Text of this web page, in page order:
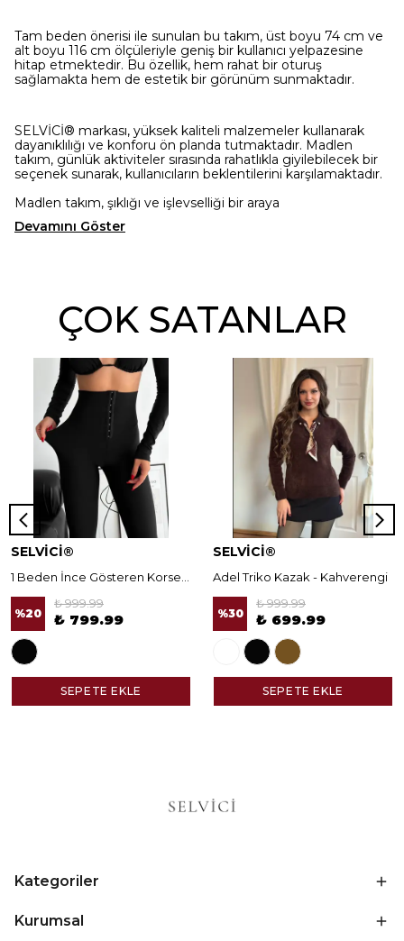
Tam beden önerisi ile sunulan bu takım, üst boyu 74 cm ve
alt boyu 116 cm ölçüleriyle geniş bir kullanıcı yelpazesine
hitap etmektedir. Bu özellik, hem rahat bir oturuş
sağlamakta hem de estetik bir görünüm sunmaktadır.
SELVİCİ® markası, yüksek kaliteli malzemeler kullanarak
dayanıklılığı ve konforu ön planda tutmaktadır. Madlen
takım, günlük aktiviteler sırasında rahatlıkla giyilebilecek bir
seçenek sunarak, kullanıcıların beklentilerini karşılamaktadır.
Madlen takım, şıklığı ve işlevselliği bir araya
Devamını Göster
ÇOK SATANLAR
SELVİCİ®
%20
₺ 999.99
₺ 799.99
SEPETE EKLE
SELVİCİ®
Adel Triko Kazak - Kahverengi
%30
₺ 999.99
₺ 699.99
SEPETE EKLE
Kategoriler
Kurumsal